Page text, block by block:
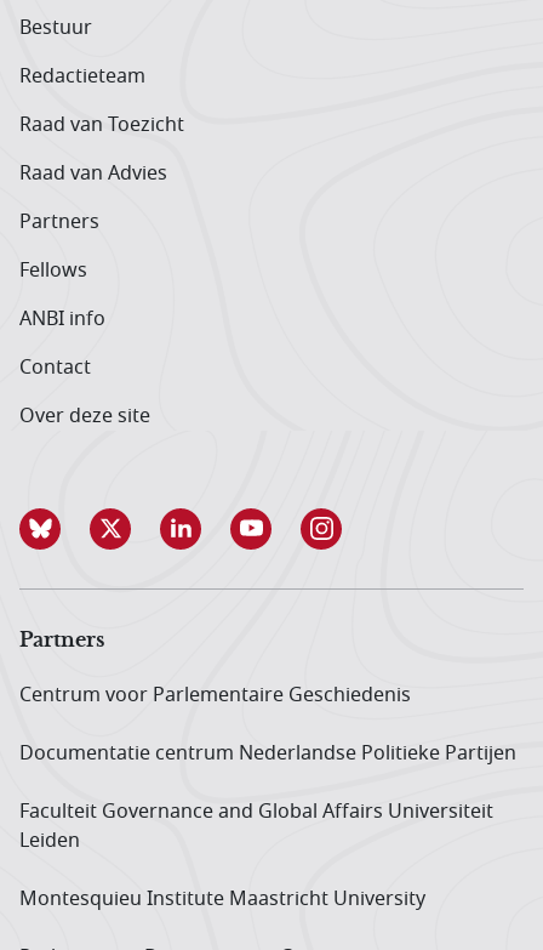
Bestuur
Redactieteam
Raad van Toezicht
Raad van Advies
Partners
Fellows
ANBI info
Contact
Over deze site
Partners
Centrum voor Parlementaire Geschiedenis
Documentatie centrum Neder­landse Politieke Partijen
Faculteit Governance and Global Affairs Universiteit
Leiden
Montesquieu Institute Maastricht University